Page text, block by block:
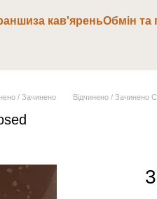
кав'яреньОбмін та
/ Зачинено Відчинено / Зачинено